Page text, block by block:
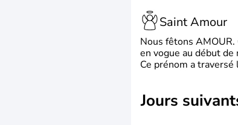
Saint Amour
Nous fêtons
en vogue au début
Ce prénom a
jours